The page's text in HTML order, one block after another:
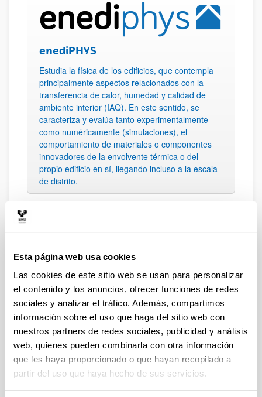
Esta página web usa cookies
Las cookies de este sitio web se usan para personalizar
el contenido y los anuncios, ofrecer funciones de redes
sociales y analizar el tráfico. Además, compartimos
información sobre el uso que haga del sitio web con
nuestros partners de redes sociales, publicidad y análisis
web, quienes pueden combinarla con otra información
que les haya proporcionado o que hayan recopilado a
partir del uso que haya hecho de sus servicios.
enediPHYS
Estudia la física de los edificios, que contempla
principalmente aspectos relacionados con la
transferencia de calor, humedad y calidad de
ambiente interior (IAQ). En este sentido, se
caracteriza y evalúa tanto experimentalmente
como numéricamente (simulaciones), el
comportamiento de materiales o componentes
innovadores de la envolvente térmica o del
propio edificio en sí, llegando incluso a la escala
de distrito.
Se encarga de analizar los sistemas activos para
el acondicionamiento térmico de edificios
(calefacción y refrigeración), la producción de
ACS y los sistemas ventilación mecánica. Se
investiga la hibridación de las instalaciones
convencionales y renovables, a través de
diferentes criterios de optimización mediante el
desarrollo de herramientas específicas, en